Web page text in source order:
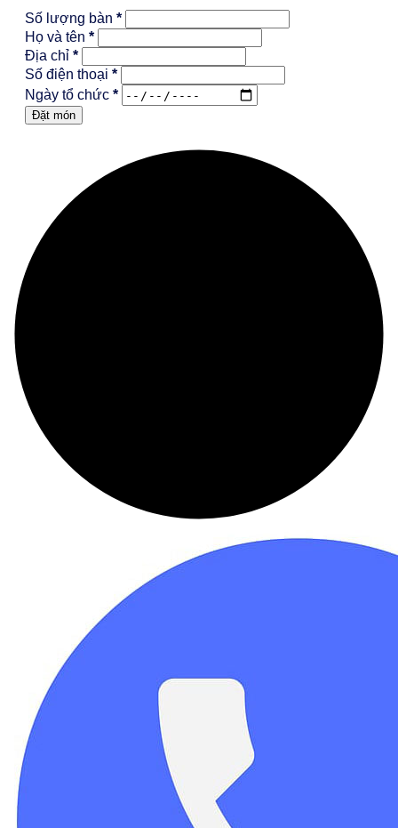
Số lượng bàn *
Họ và tên *
Địa chỉ *
Số điện thoại *
Ngày tổ chức *
Đặt món